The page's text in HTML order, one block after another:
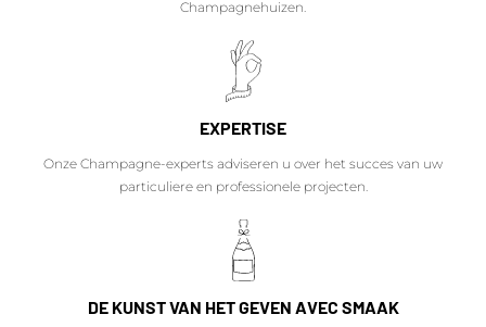
Champagnehuizen.
EXPERTISE
Onze Champagne-experts adviseren u over het succes van uw
particuliere en professionele projecten.
DE KUNST VAN HET GEVEN AVEC SMAAK